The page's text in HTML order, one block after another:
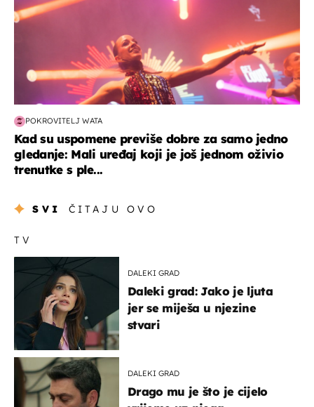
POKROVITELJ WATA
Kad su uspomene previše dobre za samo jedno
gledanje: Mali uređaj koji je još jednom oživio
trenutke s ple...
SVI ČITAJU OVO
TV
DALEKI GRAD
Daleki grad: Jako je ljuta
jer se miješa u njezine
stvari
DALEKI GRAD
Drago mu je što je cijelo